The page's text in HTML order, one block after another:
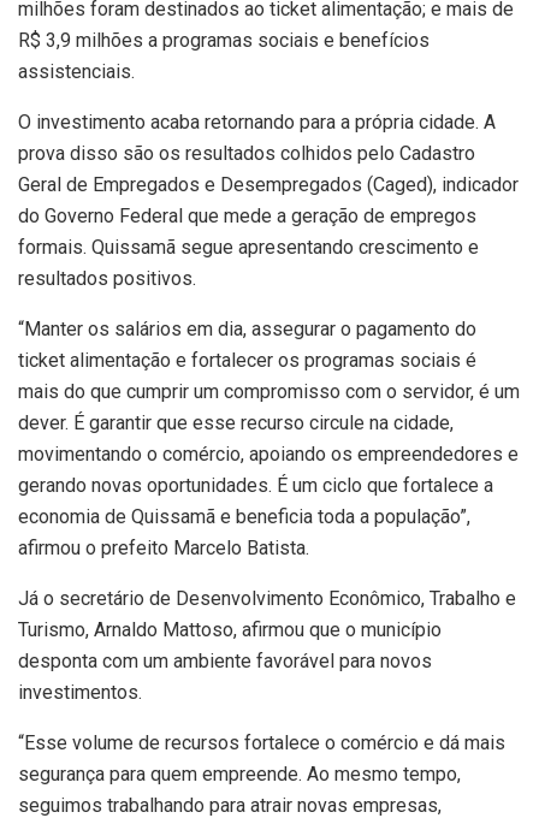
milhões foram destinados ao ticket alimentação; e mais de
R$ 3,9 milhões a programas sociais e benefícios
assistenciais.
O investimento acaba retornando para a própria cidade. A
prova disso são os resultados colhidos pelo Cadastro
Geral de Empregados e Desempregados (Caged), indicador
do Governo Federal que mede a geração de empregos
formais. Quissamã segue apresentando crescimento e
resultados positivos.
“Manter os salários em dia, assegurar o pagamento do
ticket alimentação e fortalecer os programas sociais é
mais do que cumprir um compromisso com o servidor, é um
dever. É garantir que esse recurso circule na cidade,
movimentando o comércio, apoiando os empreendedores e
gerando novas oportunidades. É um ciclo que fortalece a
economia de Quissamã e beneficia toda a população”,
afirmou o prefeito Marcelo Batista.
Já o secretário de Desenvolvimento Econômico, Trabalho e
Turismo, Arnaldo Mattoso, afirmou que o município
desponta com um ambiente favorável para novos
investimentos.
“Esse volume de recursos fortalece o comércio e dá mais
segurança para quem empreende. Ao mesmo tempo,
seguimos trabalhando para atrair novas empresas,